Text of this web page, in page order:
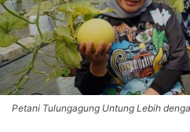
Petani Tulungagung Untung Lebih